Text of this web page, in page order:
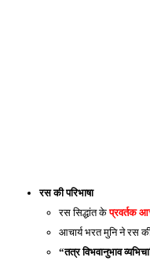
रस की परिभाषा
रस सिद्धांत के प्रवर्तक
आचार्य भरत मुनि ने रस
“तत्र विभवानुभाव